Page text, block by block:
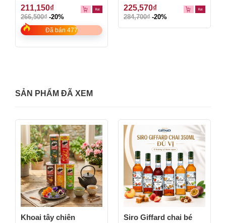
0
out
of
5
211,150₫
266,500₫ -20%
Đã bán 477
0
out
of
5
225,570₫
284,700₫ -20%
SẢN PHẨM ĐÃ XEM
Khoai tây chiên
Siro Giffard chai bé